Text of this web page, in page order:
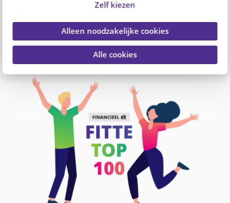
Zelf kiezen
Alleen noodzakelijke cookies
Alle cookies
website, 100 ideeën om financieel fit te blijven.
Een platform voor én door professionals in zorg
en welzijn. Vind en deel inspiratie om financieel
fit te blijven. Alleen of samen met je collega's.